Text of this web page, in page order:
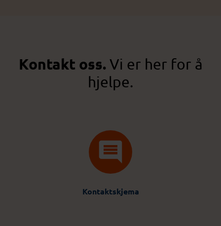
Kontakt oss.Vi er her for å
hjelpe.
Kontaktskjema